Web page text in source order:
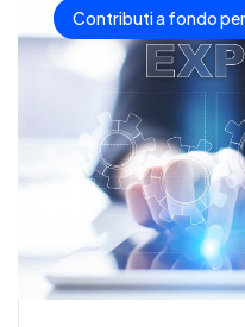
Contributi a fondo